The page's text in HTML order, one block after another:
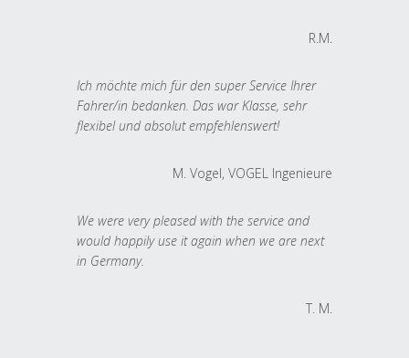
R.M.
Ich möchte mich für den super Service Ihrer
Fahrer/in bedanken. Das war Klasse, sehr
flexibel und absolut empfehlenswert!
M. Vogel, VOGEL Ingenieure
We were very pleased with the service and
would happily use it again when we are next
in Germany.
T. M.